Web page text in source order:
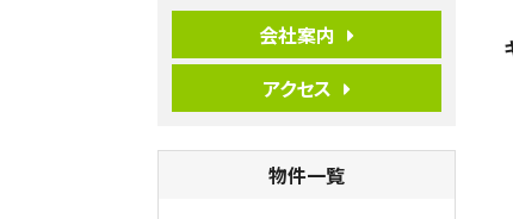
ご家族が集まるLDKは１７．５帖とゆとりあ
る広さ…
4ＳＬＤＫ
海老名駅
会社案内
アクセス
物件一覧